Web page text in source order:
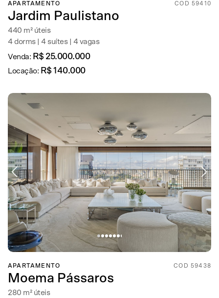
APARTAMENTO COD 59410
Jardim Paulistano
440 m² úteis
4 dorms | 4 suítes | 4 vagas
Venda: R$ 25.000.000
Locação: R$ 140.000
APARTAMENTO COD 59438
Moema Pássaros
280 m² úteis